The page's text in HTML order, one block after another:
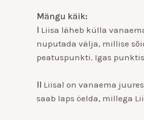
Mängu käik:
I Liisa läheb külla
nuputada välja, millise
peatuspunkti. Igas
II Liisal on vanaema
saab laps öelda, millega